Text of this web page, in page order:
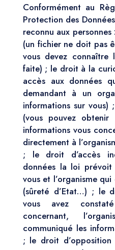
Conformément au
Protection des
reconnu aux
(un fichier ne doit pas
vous devez connaître
faite) ; le droit à la
accès aux données
demandant à un
informations sur vous)
(vous pouvez
informations vous
directement à
; le droit d’accès
données la loi
vous et l’organisme
(sûreté d’Etat…) ; le
vous avez
concernant,
communiqué les
; le droit